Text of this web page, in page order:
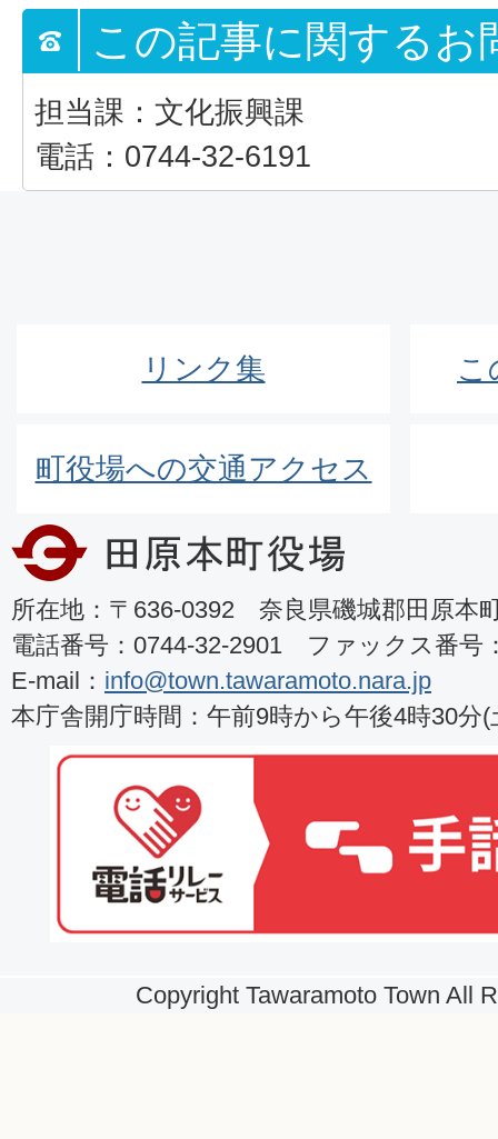
この記事に関するお
担当課：文化振興課
電話：0744-32-6191
リンク集 こ
町役場への交通アクセス
所在地：〒636-0392 奈良県磯城郡田原本
電話番号：0744-32-2901 ファックス番号
E-mail： info@town.tawaramoto.nara.jp
本庁舎開庁時間：午前9時から午後4時30分
Copyright Tawaramoto Town All